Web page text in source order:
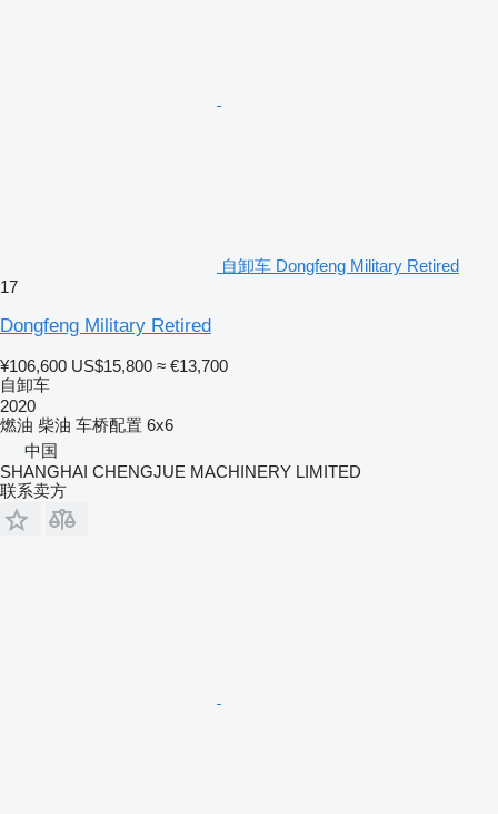
自卸车 Dongfeng Military Retired
17
Dongfeng Military Retired
¥106,600 US$15,800 ≈ €13,700
自卸车
2020
燃油 柴油 车桥配置 6x6
中国
SHANGHAI CHENGJUE MACHINERY LIMITED
联系卖方